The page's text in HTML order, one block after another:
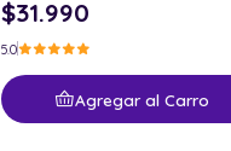
$31.990
5.0
Agregar al Carro